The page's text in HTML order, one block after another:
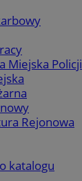
Miejska Policji
Rejonowa
katalogu